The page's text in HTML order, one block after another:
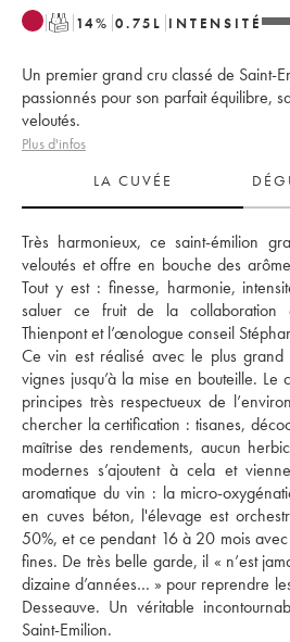
T 14% 0.75 L INTENSITÉ
Un premier grand cru classé de Saint-
passionnés pour son parfait équilibre,
veloutés.
Plus d'infos
LA CUVÉE
Très harmonieux, ce saint-émilion
veloutés et offre en bouche des
Tout y est : finesse, harmonie,
saluer ce fruit de la collaboration
Thienpont et l’œnologue conseil
Ce vin est réalisé avec le plus
vignes jusqu’à la mise en bouteille. Le
principes très respectueux de
chercher la certification : tisanes,
maîtrise des rendements, aucun
modernes s’ajoutent à cela et
aromatique du vin : la micro-
en cuves béton, l'élevage est
50%, et ce pendant 16 à 20 mois
fines. De très belle garde, il « n’est
dizaine d’années… » pour reprendre
Desseauve. Un véritable
Saint-Emilion.